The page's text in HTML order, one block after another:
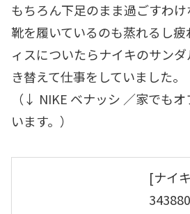
もちろん下足のまま過ごすわ
靴を履いているのも蒸れるし
ィスについたらナイキのサン
き替えて仕事をしていました。
（↓ NIKE ベナッシ ／家でも
います。）
[ナイ